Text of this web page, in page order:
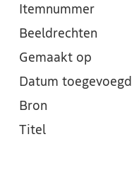
Itemnummer
Beeldrechten
Gemaakt op
Datum toegevoegd
Bron
Titel